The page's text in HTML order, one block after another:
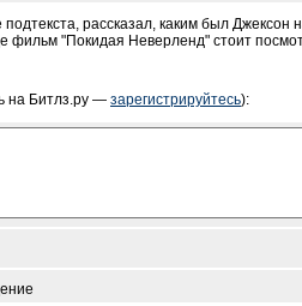
подтекста, рассказал, каким был
фильм "Покидая Неверленд" стоит
на Битлз.ру — зарегистрируйтесь):